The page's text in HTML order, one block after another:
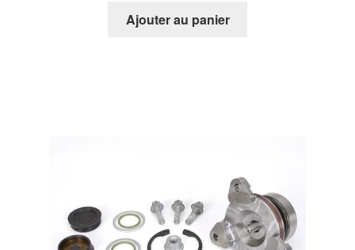
Ajouter au panier